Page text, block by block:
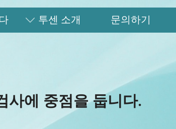
투센 소개 문의하기
사에 중점을 둡니다.